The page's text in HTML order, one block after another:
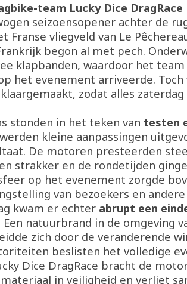
team Lucky Dice DragRace
seizoensopener achter de
Franse vliegveld van Le
begon al met pech.
klapbanden, waardoor het
het evenement arriveerde. Toch
zodat alles
stonden in het teken van testen
kleine aanpassingen
De motoren presteerden
strakker en de rondetijden
op het evenement zorgde
van bezoekers en
kwam er echter abrupt een
Een natuurbrand in de omgeving
zich door de veranderende
beslisten het volledige
Dice DragRace bracht de
in veiligheid en verliet